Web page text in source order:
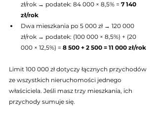
zł/rok → podatek: 84 000 × 8,5% = 7 140
zł/rok
Dwa mieszkania po 5 000 zł → 120 000
zł/rok → podatek: (100 000 × 8,5%) + (20
000 × 12,5%) = 8 500 + 2 500 = 11 000 zł/rok
Limit 100 000 zł dotyczy łącznych przychodów
ze wszystkich nieruchomości jednego
właściciela. Jeśli masz trzy mieszkania, ich
przychody sumuje się.